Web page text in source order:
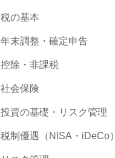
税の基本
年末調整・確定申告
控除・非課税
社会保険
投資の基礎・リスク管理
税制優遇（NISA・iDeCo）